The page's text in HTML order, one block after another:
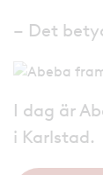
– Det
I dag är
i Karlstad.